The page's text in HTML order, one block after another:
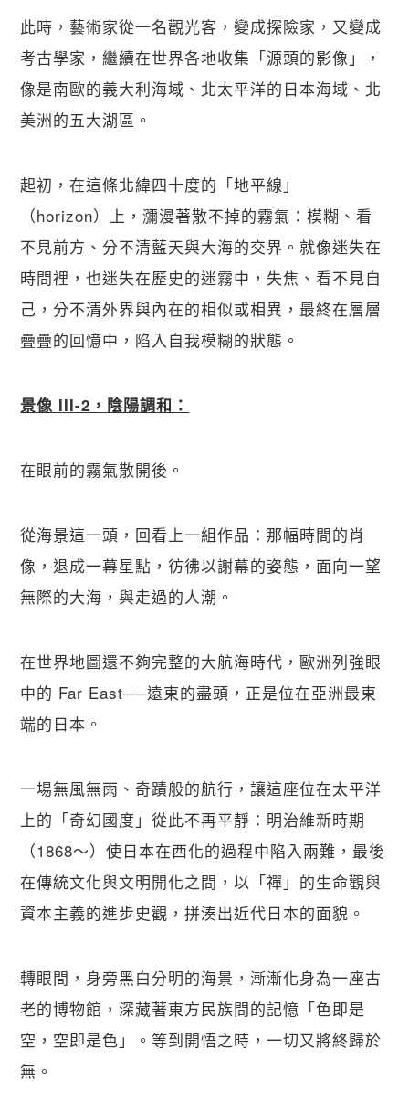
此時，藝術家從一名觀光客，變成探險家，又變成
考古學家，繼續在世界各地收集「源頭的影像」，
像是南歐的義大利海域、北太平洋的日本海域、北
美洲的五大湖區。
起初，在這條北緯四十度的「地平線」
（horizon）上，瀰漫著散不掉的霧氣：模糊、看
不見前方、分不清藍天與大海的交界。就像迷失在
時間裡，也迷失在歷史的迷霧中，失焦、看不見自
己，分不清外界與內在的相似或相異，最終在層層
疊疊的回憶中，陷入自我模糊的狀態。
景像 III-2，陰陽調和：
在眼前的霧氣散開後。
從海景這一頭，回看上一組作品：那幅時間的肖
像，退成一幕星點，彷彿以謝幕的姿態，面向一望
無際的大海，與走過的人潮。
在世界地圖還不夠完整的大航海時代，歐洲列強眼
中的 Far East──遠東的盡頭，正是位在亞洲最東
端的日本。
一場無風無雨、奇蹟般的航行，讓這座位在太平洋
上的「奇幻國度」從此不再平靜：明治維新時期
（1868～）使日本在西化的過程中陷入兩難，最後
在傳統文化與文明開化之間，以「禪」的生命觀與
資本主義的進步史觀，拼湊出近代日本的面貌。
轉眼間，身旁黑白分明的海景，漸漸化身為一座古
老的博物館，深藏著東方民族間的記憶「色即是
空，空即是色」。等到開悟之時，一切又將終歸於
無。